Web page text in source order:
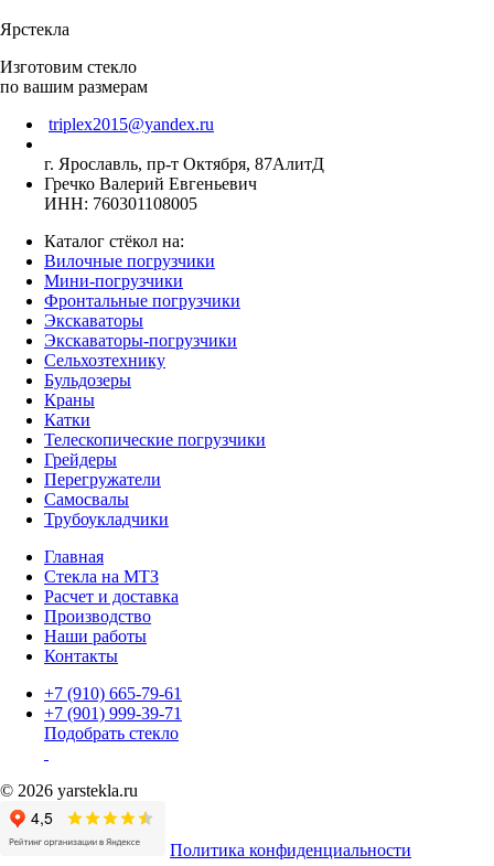
Ярстекла
Изготовим стекло
по вашим размерам
triplex2015@yandex.ru
г. Ярославль, пр-т Октября, 87АлитД
Гречко Валерий Евгеньевич
ИНН: 760301108005
Каталог стёкол на:
Вилочные погрузчики
Мини-погрузчики
Фронтальные погрузчики
Экскаваторы
Экскаваторы-погрузчики
Сельхозтехнику
Бульдозеры
Краны
Катки
Телескопические погрузчики
Грейдеры
Перегружатели
Самосвалы
Трубоукладчики
Главная
Стекла на МТЗ
Расчет и доставка
Производство
Наши работы
Контакты
+7 (910) 665-79-61
+7 (901) 999-39-71
Подобрать стекло
© 2026 yarstekla.ru
Политика конфиденциальности